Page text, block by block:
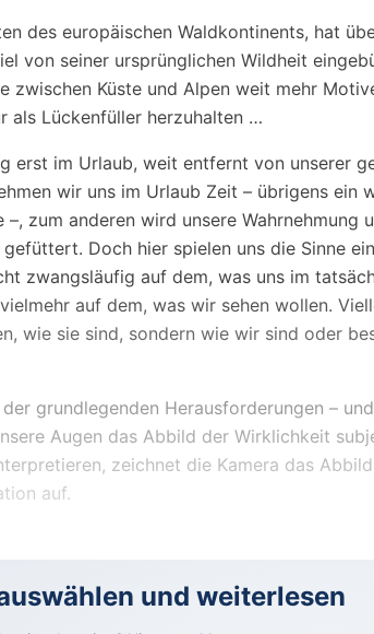
des europäischen Waldkontinents, hat
von seiner ursprünglichen Wildheit
zwischen Küste und Alpen weit mehr
als Lückenfüller herzuhalten …
erst im Urlaub, weit entfernt von unserer
wir uns im Urlaub Zeit – übrigens ein
zum anderen wird unsere Wahrnehmung
Doch hier spielen uns die Sinne
zwangsläufig auf dem, was uns im
auf dem, was wir sehen wollen.
wie sie sind, sondern wie wir sind oder
grundlegenden Herausforderungen –
Augen das Abbild der Wirklichkeit
zeichnet die Kamera das
auf.
und weiterlesen